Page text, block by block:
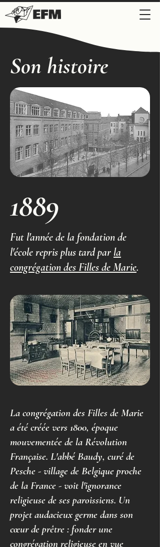
Son histoire
1889
Fut l'année de la fondation de
l'école repris plus tard par la
congrégation des Filles de Marie.
La congrégation des Filles de Marie
a été créée vers 1800, époque
mouvementée de la Révolution
Française. L'abbé Baudy, curé de
Pesche - village de Belgique proche
de la France - voit l'ignorance
religieuse de ses paroissiens. Un
projet audacieux germe dans son
cœur de prêtre : fonder une
congrégation religieuse en vue